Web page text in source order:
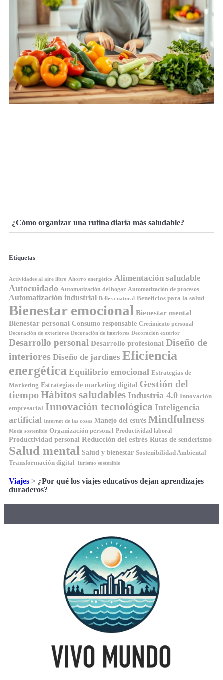
¿Cómo organizar una rutina diaria más saludable?
Etiquetas
Actividades al aire libre Ahorro energético Alimentación saludable
Autocuidado Automatización del hogar Automatización de procesos
Automatización industrial Belleza natural Beneficios para la salud
Bienestar emocional Bienestar mental
Bienestar personal Consumo responsable Crecimiento personal
Decoración de exteriores Decoración de interiores Decoración exterior
Desarrollo personal Desarrollo profesional Diseño de
interiores Diseño de jardines Eficiencia
energética Equilibrio emocional Estrategias de
Marketing Estrategias de marketing digital Gestión del
tiempo Hábitos saludables Industria 4.0 Innovación
empresarial Innovación tecnológica Inteligencia
artificial Internet de las cosas Manejo del estrés Mindfulness
Moda sostenible Organización personal Productividad laboral
Productividad personal Reducción del estrés Rutas de senderismo
Salud mental Salud y bienestar Sostenibilidad Ambiental
Transformación digital Turismo sostenible
Viajes > ¿Por qué los viajes educativos dejan aprendizajes
duraderos?